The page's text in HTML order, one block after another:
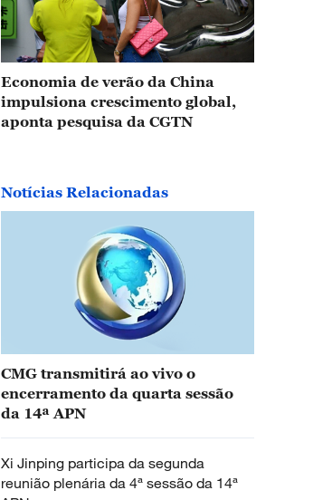
Economia de verão da China
impulsiona crescimento global,
aponta pesquisa da CGTN
Notícias Relacionadas
CMG transmitirá ao vivo o
encerramento da quarta sessão
da 14ª APN
Xi Jinping participa da segunda
reunião plenária da 4ª sessão da 14ª